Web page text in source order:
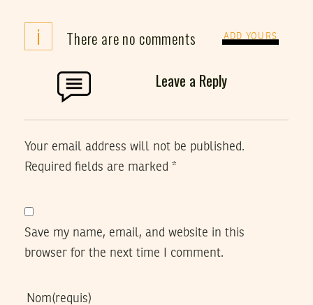
i There are no comments ADD YOURS
Leave a Reply
Your email address will not be published.
Required fields are marked *
Save my name, email, and website in this
browser for the next time I comment.
Nom(requis)